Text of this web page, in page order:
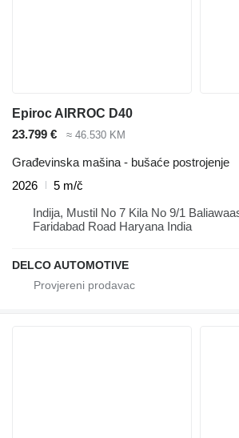
Epiroc AIRROC D40
23.799 €
≈ 46.530 KM
Građevinska mašina - bušaće postrojenje
2026
5 m/č
Indija, Mustil No 7 Kila No 9/1
Faridabad Road Haryana India
DELCO AUTOMOTIVE